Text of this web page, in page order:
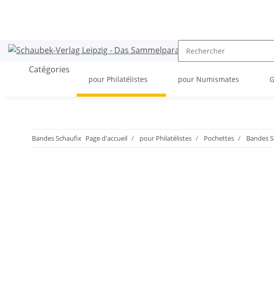
Catégories
pour Philatélistes pour Numismates
Bandes Schaufix Page d'accueil pour Philatélistes Pochettes Bandes